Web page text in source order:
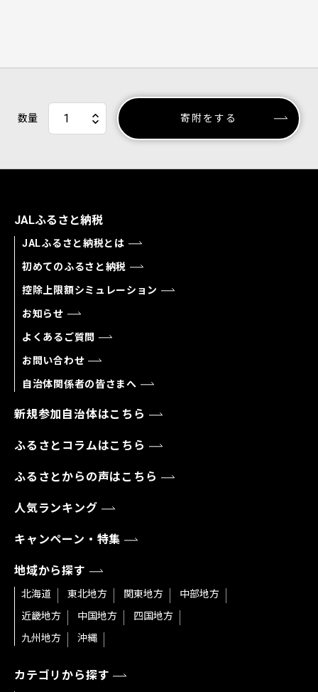
数量 寄附をする
JALふるさと納税
JALふるさと納税とは
初めてのふるさと納税
控除上限額シミュレーション
お知らせ
よくあるご質問
お問い合わせ
自治体関係者の皆さまへ
新規参加自治体はこちら
ふるさとコラムはこちら
ふるさとからの声はこちら
人気ランキング
キャンペーン・特集
地域から探す
北海道 東北地方 関東地方
中部地方
近畿地方
中国地方
四国地方
九州地方
沖縄
カテゴリから探す